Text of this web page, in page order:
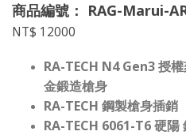
商品編號： RAG-Marui-
NT$ 12000
RA-TECH N4 Gen3 授
金鍛造槍身
RA-TECH 鋼製槍身插銷
RA-TECH 6061-T6 硬陽